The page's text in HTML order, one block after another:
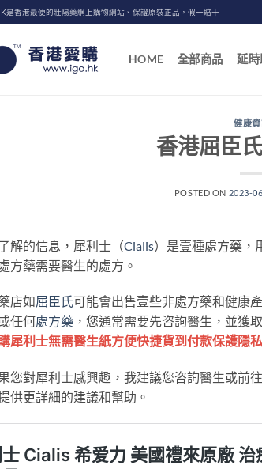
是香港最便的壯陽藥網上購物網站、保證原裝正品，假一賠十
HOME 全部商品 延時
健康
香港屈臣
POSTED ON 2023-
解的信息，犀利士（Cialis）是壹種處方藥，
方藥需要醫生的處方。
店如屈臣氏可能會出售壹些非處方藥和健康
任何處方藥 ，您通常需要先咨詢醫生，並獲
犀利士無需醫生紙方便快捷貨到付款保護隱私
您對犀利士感興趣，我建議您咨詢醫生或前
供更詳細的建議和幫助。